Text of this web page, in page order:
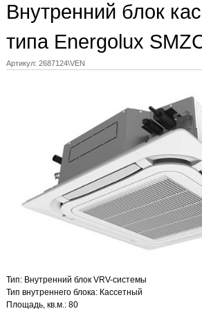
Внутренний блок
типа Energolux
Артикул: 2687124\VEN
Тип: Внутренний блок VRV-системы
Тип внутреннего блока: Кассетный
Площадь, кв.м.: 80